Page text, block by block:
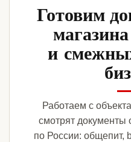
Готовим
и
Работаем с
смотрят документы
по России: общепит,